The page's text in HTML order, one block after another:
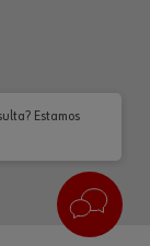
Estamos